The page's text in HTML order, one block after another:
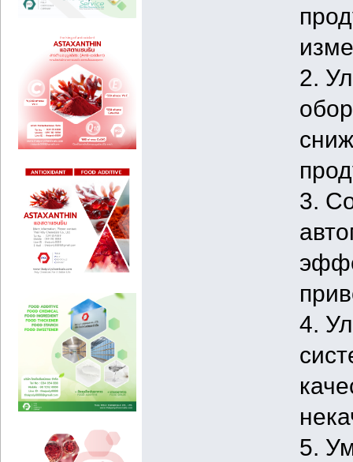
2.
3.
4.
5.